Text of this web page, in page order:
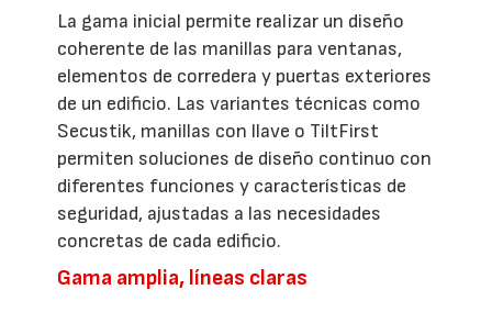
La gama inicial permite realizar un diseño
coherente de las manillas para ventanas,
elementos de corredera y puertas exteriores
de un edificio. Las variantes técnicas como
Secustik, manillas con llave o TiltFirst
permiten soluciones de diseño continuo con
diferentes funciones y características de
seguridad, ajustadas a las necesidades
concretas de cada edificio.
Gama amplia, líneas claras